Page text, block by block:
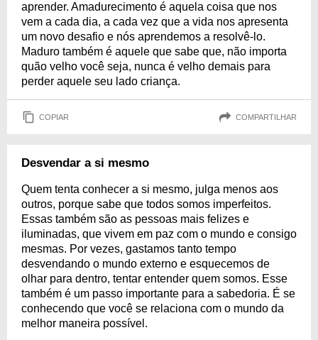
aprender. Amadurecimento é aquela coisa que nos
vem a cada dia, a cada vez que a vida nos apresenta
um novo desafio e nós aprendemos a resolvê-lo.
Maduro também é aquele que sabe que, não importa
quão velho você seja, nunca é velho demais para
perder aquele seu lado criança.
COPIAR COMPARTILHAR
Desvendar a si mesmo
Quem tenta conhecer a si mesmo, julga menos aos
outros, porque sabe que todos somos imperfeitos.
Essas também são as pessoas mais felizes e
iluminadas, que vivem em paz com o mundo e consigo
mesmas. Por vezes, gastamos tanto tempo
desvendando o mundo externo e esquecemos de
olhar para dentro, tentar entender quem somos. Esse
também é um passo importante para a sabedoria. É se
conhecendo que você se relaciona com o mundo da
melhor maneira possível.